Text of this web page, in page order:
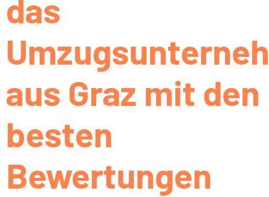
das
aus Graz mit den
besten
Bewertungen